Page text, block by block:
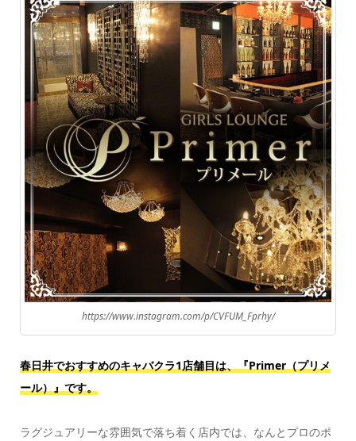
https://www.instagram.com/p/CVFUM_Fprhy/
春日井でおすすめのキャバクラ1店舗目は、『Primer（プリメ
ール）』です。
ラグジュアリーな雰囲気で落ち着く店内では、なんとプロのポ